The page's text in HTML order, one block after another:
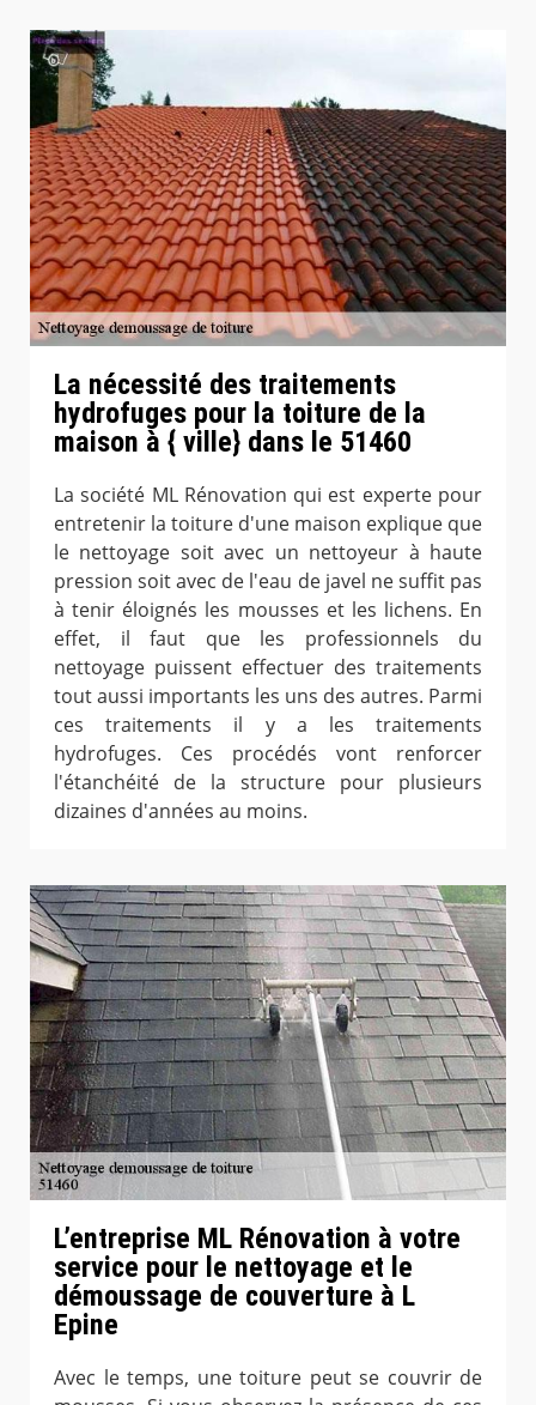
La nécessité des traitements
hydrofuges pour la toiture de la
maison à { ville} dans le 51460
La société ML Rénovation qui est experte pour
entretenir la toiture d'une maison explique que
le nettoyage soit avec un nettoyeur à haute
pression soit avec de l'eau de javel ne suffit pas
à tenir éloignés les mousses et les lichens. En
effet, il faut que les professionnels du
nettoyage puissent effectuer des traitements
tout aussi importants les uns des autres. Parmi
ces traitements il y a les traitements
hydrofuges. Ces procédés vont renforcer
l'étanchéité de la structure pour plusieurs
dizaines d'années au moins.
L’entreprise ML Rénovation à votre
service pour le nettoyage et le
démoussage de couverture à L
Epine
Avec le temps, une toiture peut se couvrir de